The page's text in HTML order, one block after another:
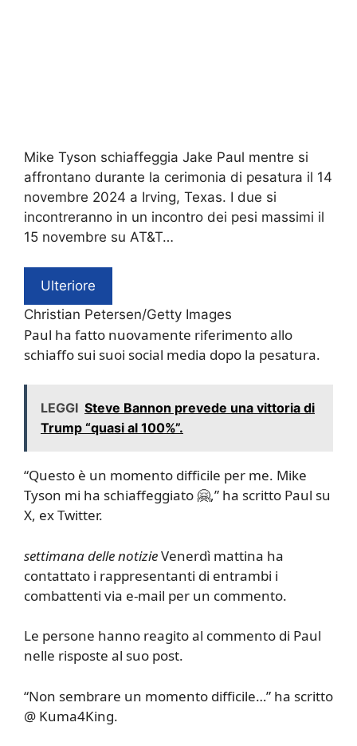
Mike Tyson schiaffeggia Jake Paul mentre si
affrontano durante la cerimonia di pesatura il 14
novembre 2024 a Irving, Texas. I due si
incontreranno in un incontro dei pesi massimi il
15 novembre su AT&T…
Ulteriore
Christian Petersen/Getty Images
Paul ha fatto nuovamente riferimento allo
schiaffo sui suoi social media dopo la pesatura.
LEGGI Steve Bannon prevede una vittoria di
Trump “quasi al 100%”.
“Questo è un momento difficile per me. Mike
Tyson mi ha schiaffeggiato 🤗,” ha scritto Paul su
X, ex Twitter.
settimana delle notizieVenerdì mattina ha
contattato i rappresentanti di entrambi i
combattenti via e-mail per un commento.
Le persone hanno reagito al commento di Paul
nelle risposte al suo post.
“Non sembrare un momento difficile…” ha scritto
@ Kuma4King.